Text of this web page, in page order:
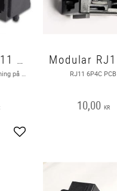
Modular RJ11 6P4C PCB
Add to favorites
RJ11 6P4C PCB
10,00 KR